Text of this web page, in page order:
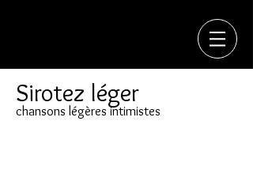
Sirotez léger
chansons légères intimistes